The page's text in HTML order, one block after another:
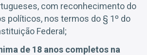
com reconhecimento do
políticos, nos termos do § 1º do
Federal;
de 18 anos completos na